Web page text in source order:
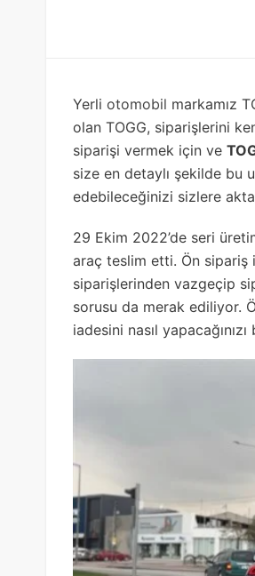
Yerli otomobil markamız
olan TOGG, siparişlerini
siparişi vermek için ve
size en detaylı şekilde bu
edebileceğinizi sizlere
29 Ekim 2022’de seri
araç teslim etti. Ön sipariş
siparişlerinden vazgeçip
sorusu da merak ediliyor.
iadesini nasıl